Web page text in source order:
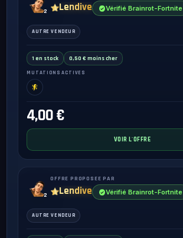
2 Lendive Vérifié Brainrot-Fortnite
AUTRE VENDEUR
1 en stock 0,50 € moins cher
MUTATIONS ACTIVES
4,00 €
VOIR L'OFFRE
2
OFFRE PROPOSEE PAR
Lendive Vérifié Brainrot-Fortnite
AUTRE VENDEUR